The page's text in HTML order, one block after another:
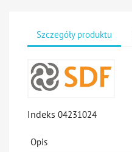
Szczegóły produktu
Indeks 04231024
Opis